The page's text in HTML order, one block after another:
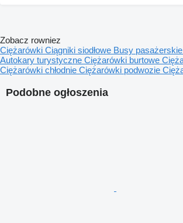
Podobne ogłoszenia
Zobacz rowniez
Ciężarówki Ciągniki siodłowe Busy pasażerskie
Autokary turystyczne Ciężarówki burtowe
Ciężarówki chłodnie Ciężarówki podwozie